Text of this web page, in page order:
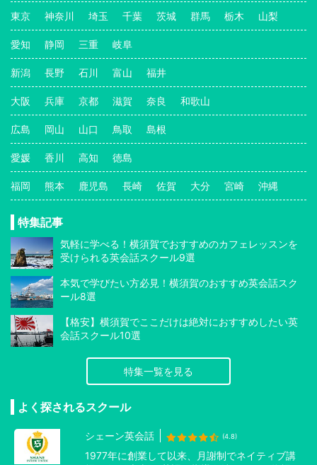
東京 神奈川 埼玉 千葉 茨城 群馬 栃木 山梨
愛知 静岡 三重 岐阜
新潟 長野 石川 富山 福井
大阪 兵庫 京都 滋賀 奈良 和歌山
広島 岡山 山口 鳥取 島根
愛媛 香川 高知 徳島
福岡 熊本 鹿児島 長崎 佐賀 大分 宮崎 沖縄
特集記事
気軽に学べる！横須賀でおすすめのカフェレッスンを
受けられる英会話スクール9選
本気で学びたい方必見！横須賀のおすすめ英会話スク
ール8選
【格安】横須賀でここだけは絶対におすすめしたい英
会話スクール10選
特集一覧を見る
よく探されるスクール
シェーン英会話 (4.8)
1977年に創業して以来、月謝制でネイティブ講